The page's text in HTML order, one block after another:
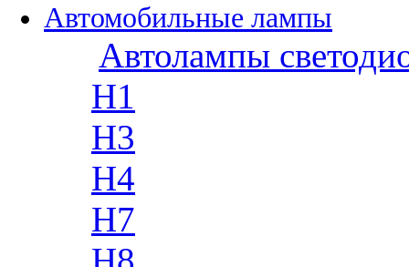
Автомобильные лампы
Автолампы
H1
H3
H4
H7